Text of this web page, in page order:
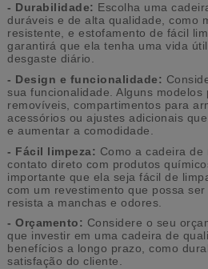
- Durabilidade: Escolha uma
duráveis e de alta qualidade, como
resistente, e estofamento de fácil
garantirá que ela tenha uma vida
desgaste diário.
- Design e funcionalidade:
sua funcionalidade. Alguns modelos
removíveis, compartimentos para
acessórios ou ajustes adicionais
e aumentar a comodidade.
- Fácil limpeza: Como a cadeira de
contato direto com produtos
importante que ela seja fácil de
com um revestimento que possa
resista a manchas e odores.
- Orçamento: Considere o seu
que investir em uma cadeira de
benefícios a longo prazo, como
satisfação do cliente.